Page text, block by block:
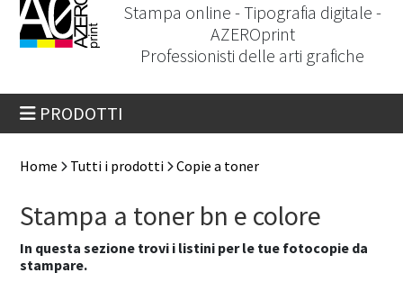
Stampa online - Tipografia digitale -
AZEROprint
Professionisti delle arti grafiche
PRODOTTI
Home Tutti i prodotti Copie a toner
Stampa a toner bn e colore
In questa sezione trovi i listini per le tue fotocopie da
stampare.